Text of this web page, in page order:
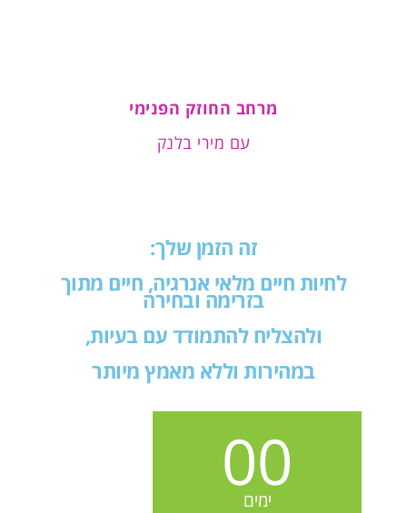
מרחב החוזק הפנימי
עם מירי בלנק
זה הזמן שלך:
לחיות חיים מלאי אנרגיה, חיים מתוך
בזרימה ובחירה
ולהצליח להתמודד עם בעיות,
במהירות וללא מאמץ מיותר
00
ימים